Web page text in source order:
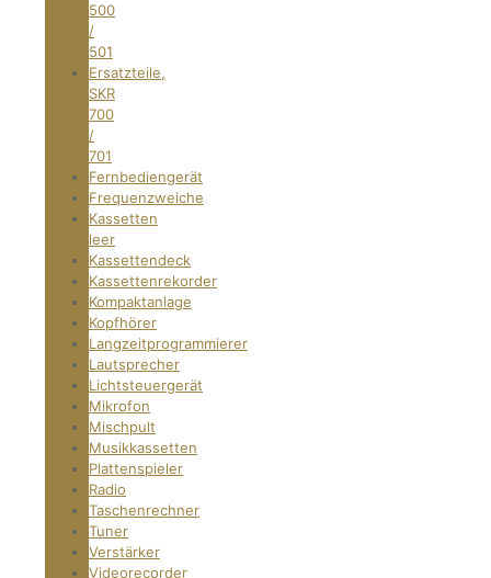
500
/
501
Ersatzteile,
SKR
700
/
701
Fernbediengerät
Frequenzweiche
Kassetten
leer
Kassettendeck
Kassettenrekorder
Kompaktanlage
Kopfhörer
Langzeitprogrammierer
Lautsprecher
Lichtsteuergerät
Mikrofon
Mischpult
Musikkassetten
Plattenspieler
Radio
Taschenrechner
Tuner
Verstärker
Videorecorder